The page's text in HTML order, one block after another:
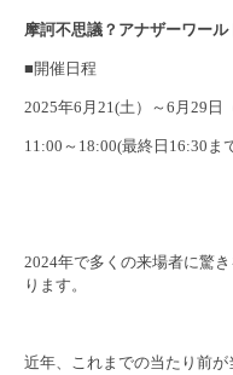
摩訶不思議？アナザーワール
■開催日程
2025年6月21(土）～6月29日
11:00～18:00(最終日16:30ま
2024年で多くの来場者に驚
ります。
近年、これまでの当たり前が